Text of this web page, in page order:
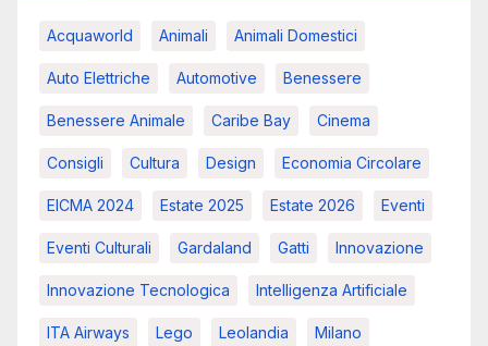
Acquaworld Animali Animali Domestici
Auto Elettriche Automotive Benessere
Benessere Animale Caribe Bay Cinema
Consigli Cultura Design Economia Circolare
EICMA 2024 Estate 2025 Estate 2026 Eventi
Eventi Culturali Gardaland Gatti Innovazione
Innovazione Tecnologica Intelligenza Artificiale
ITA Airways Lego Leolandia Milano